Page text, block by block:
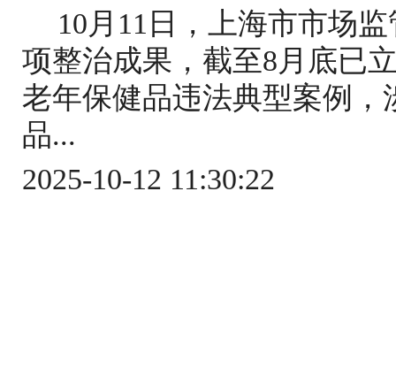
10月11日，上海市市场
项整治成果，截至8月底已
老年保健品违法典型案例
品...
2025-10-12 11:30:22